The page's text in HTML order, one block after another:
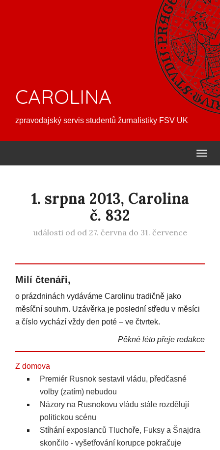
CAROLINA
zpravodajský servis studentů žurnalistiky FSV UK
1. srpna 2013, Carolina
č. 832
události od od 27. června do 31. července
Milí čtenáři,
o prázdninách vydáváme Carolinu tradičně jako
měsíční souhrn. Uzávěrka je poslední středu v měsíci
a číslo vychází vždy den poté – ve čtvrtek.
Pěkné léto přeje redakce
Z domova
Premiér Rusnok sestavil vládu, předčasné
volby (zatím) nebudou
Názory na Rusnokovu vládu stále rozdělují
politickou scénu
Stíhání exposlanců Tluchoře, Fuksy a Šnajdra
skončilo - vyšetřování korupce pokračuje